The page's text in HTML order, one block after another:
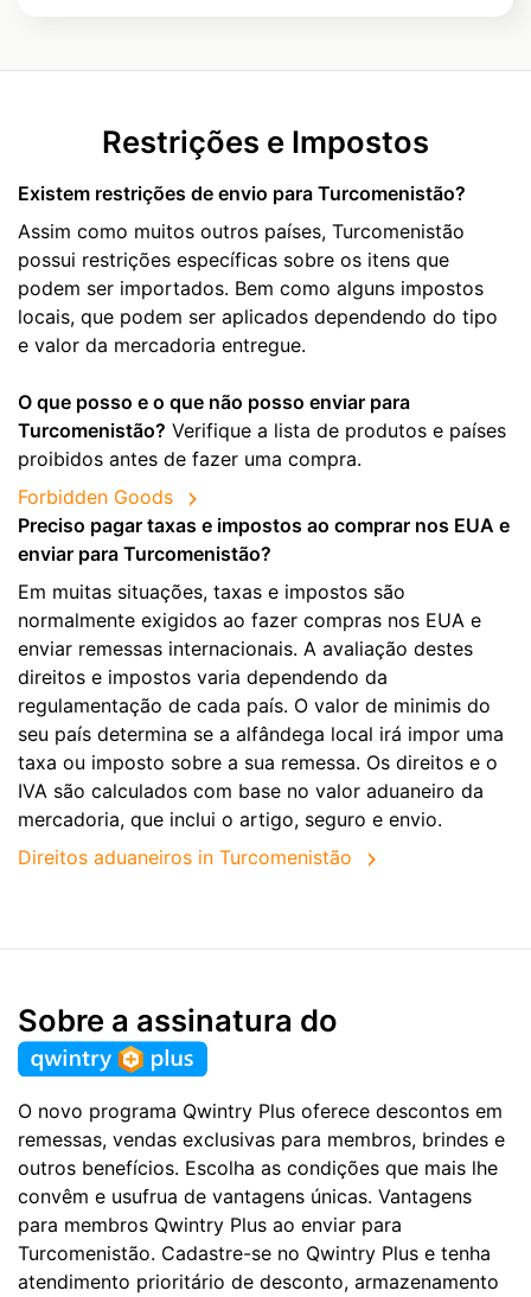
Restrições e Impostos
Existem restrições de envio para Turcomenistão?
Assim como muitos outros países, Turcomenistão
possui restrições específicas sobre os itens que
podem ser importados. Bem como alguns impostos
locais, que podem ser aplicados dependendo do tipo
e valor da mercadoria entregue.
O que posso e o que não posso enviar para
Turcomenistão? Verifique a lista de produtos e países
proibidos antes de fazer uma compra.
Forbidden Goods
Preciso pagar taxas e impostos ao comprar nos EUA e
enviar para Turcomenistão?
Em muitas situações, taxas e impostos são
normalmente exigidos ao fazer compras nos EUA e
enviar remessas internacionais. A avaliação destes
direitos e impostos varia dependendo da
regulamentação de cada país. O valor de minimis do
seu país determina se a alfândega local irá impor uma
taxa ou imposto sobre a sua remessa. Os direitos e o
IVA são calculados com base no valor aduaneiro da
mercadoria, que inclui o artigo, seguro e envio.
Direitos aduaneiros in Turcomenistão
Sobre a assinatura do
O novo programa Qwintry Plus oferece descontos em
remessas, vendas exclusivas para membros, brindes e
outros benefícios. Escolha as condições que mais lhe
convêm e usufrua de vantagens únicas. Vantagens
para membros Qwintry Plus ao enviar para
Turcomenistão. Cadastre-se no Qwintry Plus e tenha
atendimento prioritário de desconto, armazenamento